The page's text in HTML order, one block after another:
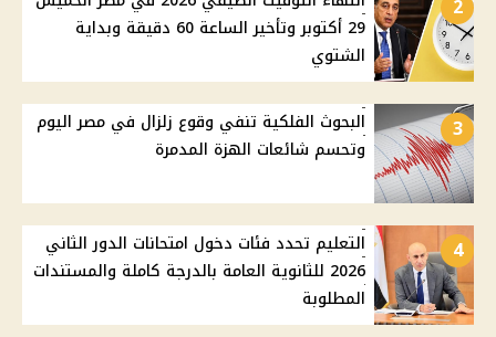
2
29 أكتوبر وتأخير الساعة 60 دقيقة وبداية
الشتوي
3
البحوث الفلكية تنفي وقوع زلزال في مصر اليوم
وتحسم شائعات الهزة المدمرة
4
التعليم تحدد فئات دخول امتحانات الدور الثاني
2026 للثانوية العامة بالدرجة كاملة والمستندات
المطلوبة